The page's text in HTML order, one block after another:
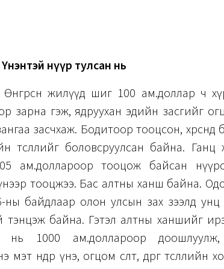
Үнэнтэй нүүр тулсан нь
жилүүд шиг 100 ам.доллар ч
зарна гэж, ядруухан эдийн засгийг
зангаа засчхаж. Бодитоор тооцсон, хөрсөнд
төсөөллийг боловсруулсан байна.
ам.доллароор тооцож байсан
тооцжээ. Бас алтны ханш байна.
ны байдлаар олон улсын зах зээлд унц
тэнцэж байна. Гэтэл алтны ханшийг
нь 1000 ам.доллароор
өндөр үнэ, огцом өсөлт, өөдрөг төсөөллийн